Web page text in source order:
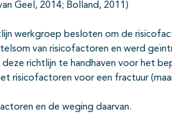
Geel, 2014; Bolland, 2011)
werkgroep besloten om de
van risicofactoren en werd
richtlijn te handhaven voor het
risicofactoren voor een fractuur
en de weging daarvan.